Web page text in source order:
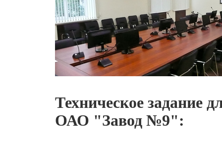
Техническое задание
ОАО "Завод №9":